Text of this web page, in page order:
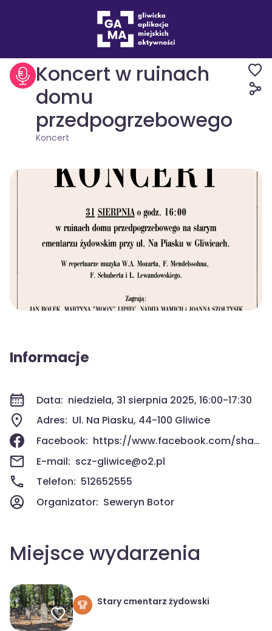
Koncert
Koncert w ruinach
domu
przedpogrzebowego
Koncert
Informacje
Data: niedziela, 31 sierpnia 2025, 16:00-17:30
Adres: Ul. Na Piasku, 44-100 Gliwice
Facebook:
https://www.facebook.com/share/1HNmnaMxPX/
E-mail: scz-gliwice@o2.pl
Telefon: 512652555
Organizator: Seweryn Botor
Miejsce wydarzenia
Stary cmentarz żydowski